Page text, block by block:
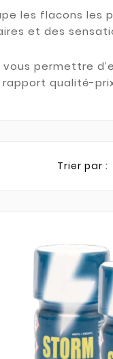
les flacons les
et des
permettre
qualité-
Trier par :